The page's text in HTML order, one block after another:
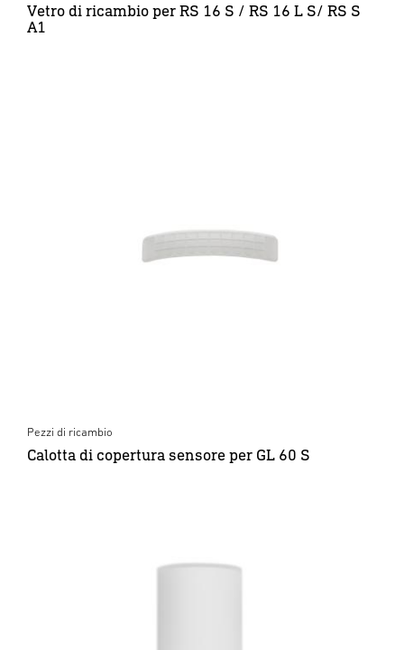
Vetro di ricambio per RS 16 S / RS 16 L S/ RS S
A1
Pezzi di ricambio
Calotta di copertura sensore per GL 60 S